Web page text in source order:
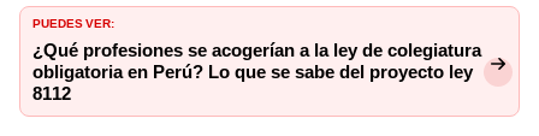
PUEDES VER:
¿Qué profesiones se acogerían a la ley de colegiatura
obligatoria en Perú? Lo que se sabe del proyecto ley
8112